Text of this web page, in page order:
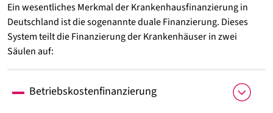
Ein wesentliches Merkmal der Krankenhausfinanzierung in
Deutschland ist die sogenannte duale Finanzierung. Dieses
System teilt die Finanzierung der Krankenhäuser in zwei
Säulen auf:
Betriebskostenfinanzierung